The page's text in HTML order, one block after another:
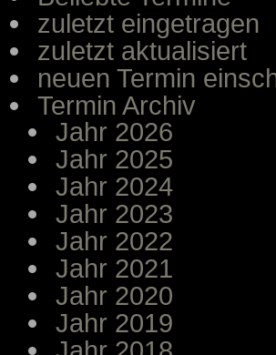
zuletzt eingetragen
zuletzt aktualisiert
neuen Termin
Termin Archiv
Jahr 2026
Jahr 2025
Jahr 2024
Jahr 2023
Jahr 2022
Jahr 2021
Jahr 2020
Jahr 2019